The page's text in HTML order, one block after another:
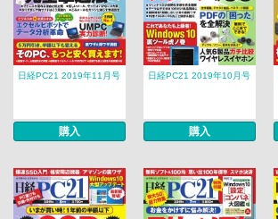
日経PC21 2019年11月号
購入
日経PC21 2019年10月号
購入